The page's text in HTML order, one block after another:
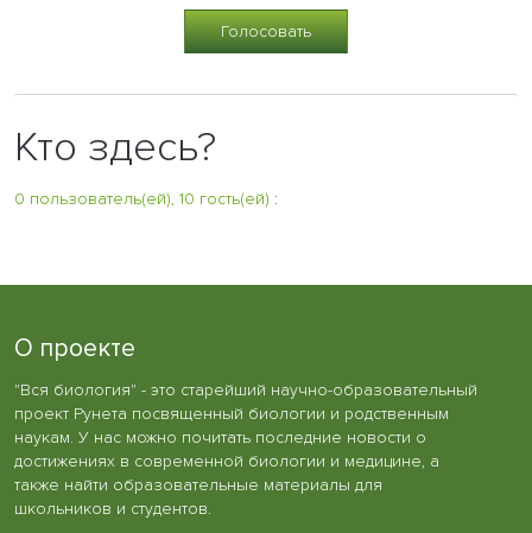
Кто здесь?
0 пользователь(ей), 10 гость(ей) :
О проекте
"Вся биология" - это старейший научно-образовательный
проект Рунета посвященный биологии и родственным
наукам. У нас можно почитать последние новости о
достижениях в современной биологии и медицине, а
также найти образовательные материалы для
школьников и студентов.